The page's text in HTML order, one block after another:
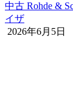
中古 Rohde &
イザ
2026年6月5日